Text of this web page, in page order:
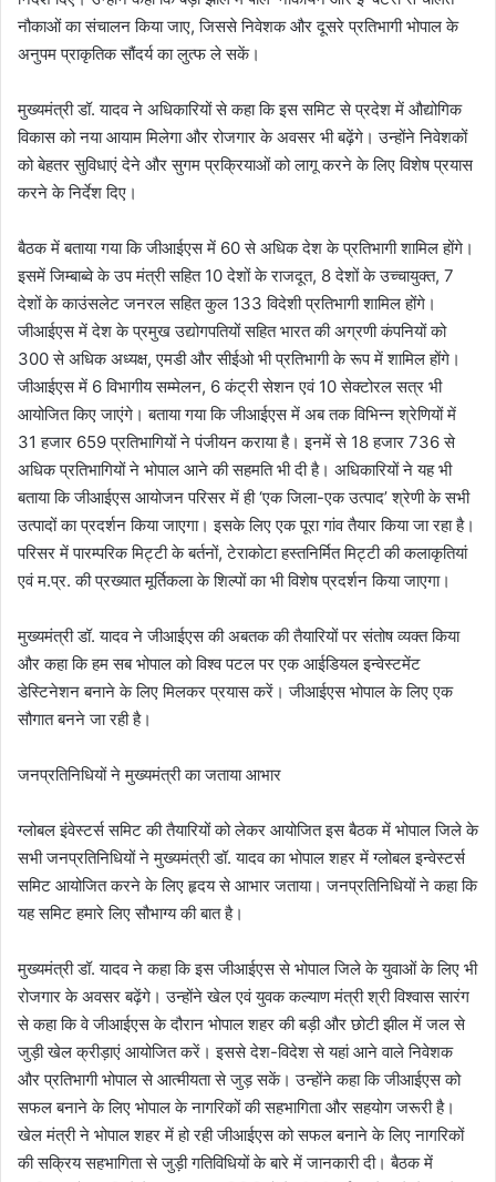
नौकाओं का संचालन किया जाए, जिससे निवेशक और दूसरे प्रतिभागी भोपाल के
अनुपम प्राकृतिक सौंदर्य का लुत्फ ले सकें।
मुख्यमंत्री डॉ. यादव ने अधिकारियों से कहा कि इस समिट से प्रदेश में औद्योगिक
विकास को नया आयाम मिलेगा और रोजगार के अवसर भी बढ़ेंगे। उन्होंने निवेशकों
को बेहतर सुविधाएं देने और सुगम प्रक्रियाओं को लागू करने के लिए विशेष प्रयास
करने के निर्देश दिए।
बैठक में बताया गया कि जीआईएस में 60 से अधिक देश के प्रतिभागी शामिल होंगे।
इसमें जिम्बाब्वे के उप मंत्री सहित 10 देशों के राजदूत, 8 देशों के उच्चायुक्त, 7
देशों के काउंसलेट जनरल सहित कुल 133 विदेशी प्रतिभागी शामिल होंगे।
जीआईएस में देश के प्रमुख उद्योगपतियों सहित भारत की अग्रणी कंपनियों को
300 से अधिक अध्यक्ष, एमडी और सीईओ भी प्रतिभागी के रूप में शामिल होंगे।
जीआईएस में 6 विभागीय सम्मेलन, 6 कंट्री सेशन एवं 10 सेक्टोरल सत्र भी
आयोजित किए जाएंगे। बताया गया कि जीआईएस में अब तक विभिन्न श्रेणियों में
31 हजार 659 प्रतिभागियों ने पंजीयन कराया है। इनमें से 18 हजार 736 से
अधिक प्रतिभागियों ने भोपाल आने की सहमति भी दी है। अधिकारियों ने यह भी
बताया कि जीआईएस आयोजन परिसर में ही ‘एक जिला-एक उत्पाद’ श्रेणी के सभी
उत्पादों का प्रदर्शन किया जाएगा। इसके लिए एक पूरा गांव तैयार किया जा रहा है।
परिसर में पारम्परिक मिट्टी के बर्तनों, टेराकोटा हस्तनिर्मित मिट्टी की कलाकृतियां
एवं म.प्र. की प्रख्यात मूर्तिकला के शिल्पों का भी विशेष प्रदर्शन किया जाएगा।
मुख्यमंत्री डॉ. यादव ने जीआईएस की अबतक की तैयारियों पर संतोष व्यक्त किया
और कहा कि हम सब भोपाल को विश्व पटल पर एक आईडियल इन्वेस्टमेंट
डेस्टिनेशन बनाने के लिए मिलकर प्रयास करें। जीआईएस भोपाल के लिए एक
सौगात बनने जा रही है।
जनप्रतिनिधियों ने मुख्यमंत्री का जताया आभार
ग्लोबल इंवेस्टर्स समिट की तैयारियों को लेकर आयोजित इस बैठक में भोपाल जिले के
सभी जनप्रतिनिधियों ने मुख्यमंत्री डॉ. यादव का भोपाल शहर में ग्लोबल इन्वेस्टर्स
समिट आयोजित करने के लिए हृदय से आभार जताया। जनप्रतिनिधियों ने कहा कि
यह समिट हमारे लिए सौभाग्य की बात है।
मुख्यमंत्री डॉ. यादव ने कहा कि इस जीआईएस से भोपाल जिले के युवाओं के लिए भी
रोजगार के अवसर बढ़ेंगे। उन्होंने खेल एवं युवक कल्याण मंत्री श्री विश्वास सारंग
से कहा कि वे जीआईएस के दौरान भोपाल शहर की बड़ी और छोटी झील में जल से
जुड़ी खेल क्रीड़ाएं आयोजित करें। इससे देश-विदेश से यहां आने वाले निवेशक
और प्रतिभागी भोपाल से आत्मीयता से जुड़ सकें। उन्होंने कहा कि जीआईएस को
सफल बनाने के लिए भोपाल के नागरिकों की सहभागिता और सहयोग जरूरी है।
खेल मंत्री ने भोपाल शहर में हो रही जीआईएस को सफल बनाने के लिए नागरिकों
की सक्रिय सहभागिता से जुड़ी गतिविधियों के बारे में जानकारी दी। बैठक में